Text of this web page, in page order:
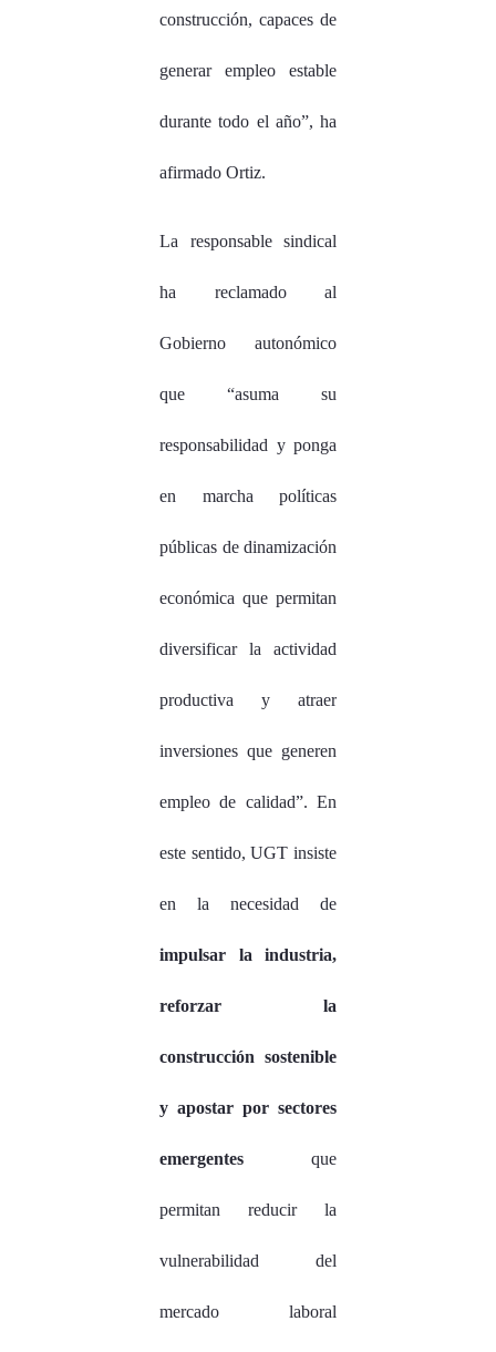
construcción, capaces de
generar empleo estable
durante todo el año”, ha
afirmado Ortiz.
La responsable sindical
ha reclamado al
Gobierno autonómico
que “asuma su
responsabilidad y ponga
en marcha políticas
públicas de dinamización
económica que permitan
diversificar la actividad
productiva y atraer
inversiones que generen
empleo de calidad”. En
este sentido, UGT insiste
en la necesidad de
impulsar la industria,
reforzar la
construcción sostenible
y apostar por sectores
emergentes que
permitan reducir la
vulnerabilidad del
mercado laboral